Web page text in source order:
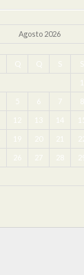
Agosto 2026
Q Q S S
1
5 6 7 8
12 13 14 15
19 20 21
26 27 28